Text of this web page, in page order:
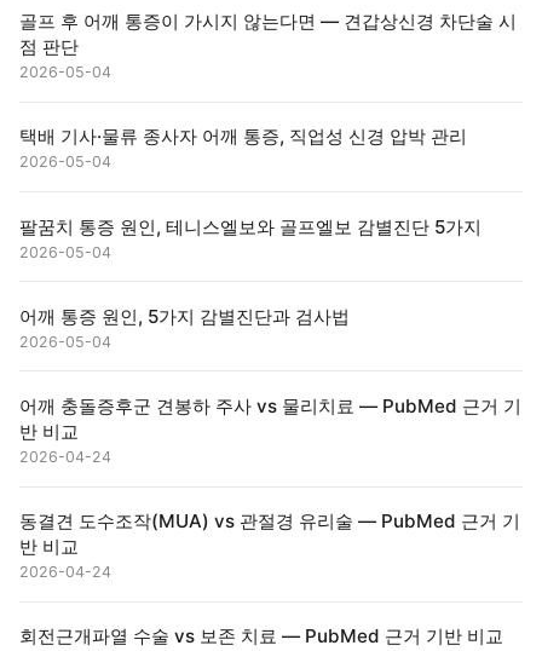
골프 후 어깨 통증이 가시지 않는다면 — 견갑상신경 차단술 시
점 판단
2026-05-04
택배 기사·물류 종사자 어깨 통증, 직업성 신경 압박 관리
2026-05-04
팔꿈치 통증 원인, 테니스엘보와 골프엘보 감별진단 5가지
2026-05-04
어깨 통증 원인, 5가지 감별진단과 검사법
2026-05-04
어깨 충돌증후군 견봉하 주사 vs 물리치료 — PubMed 근거 기
반 비교
2026-04-24
동결견 도수조작(MUA) vs 관절경 유리술 — PubMed 근거 기
반 비교
2026-04-24
회전근개파열 수술 vs 보존 치료 — PubMed 근거 기반 비교